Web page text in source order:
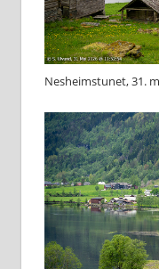
Nesheimstunet, 31.